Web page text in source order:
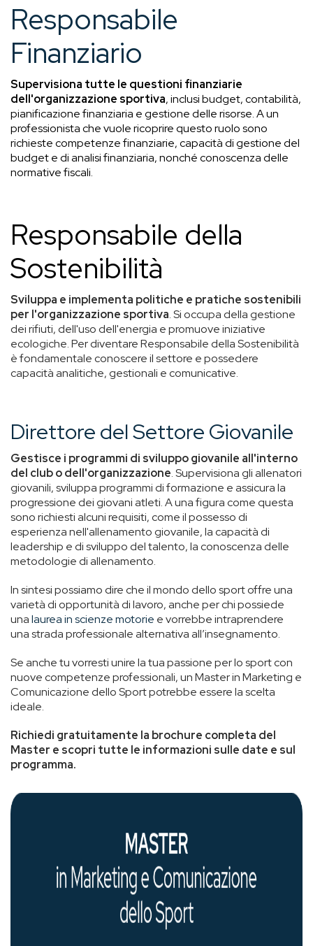
Responsabile
Finanziario
Supervisiona tutte le questioni finanziarie
dell'organizzazione sportiva, inclusi budget, contabilità,
pianificazione finanziaria e gestione delle risorse. A un
professionista che vuole ricoprire questo ruolo sono
richieste competenze finanziarie, capacità di gestione del
budget e di analisi finanziaria, nonché conoscenza delle
normative fiscali.
Responsabile della
Sostenibilità
Sviluppa e implementa politiche e pratiche sostenibili
per l'organizzazione sportiva. Si occupa della gestione
dei rifiuti, dell'uso dell'energia e promuove iniziative
ecologiche. Per diventare Responsabile della Sostenibilità
è fondamentale conoscere il settore e possedere
capacità analitiche, gestionali e comunicative.
Direttore del Settore Giovanile
Gestisce i programmi di sviluppo giovanile all'interno
del club o dell'organizzazione. Supervisiona gli allenatori
giovanili, sviluppa programmi di formazione e assicura la
progressione dei giovani atleti. A una figura come questa
sono richiesti alcuni requisiti, come il possesso di
esperienza nell'allenamento giovanile, la capacità di
leadership e di sviluppo del talento, la conoscenza delle
metodologie di allenamento.
In sintesi possiamo dire che il mondo dello sport offre una
varietà di opportunità di lavoro, anche per chi possiede
unalaurea in scienze motorie e vorrebbe intraprendere
una strada professionale alternativa all’insegnamento.
Se anche tu vorresti unire la tua passione per lo sport con
nuove competenze professionali, un Master in Marketing e
Comunicazione dello Sport potrebbe essere la scelta
ideale.
Richiedi gratuitamente la brochure completa del
Master e scopri tutte le informazioni sulle date e sul
programma.